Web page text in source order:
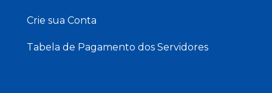
Crie sua Conta
Tabela de Pagamento dos Servidores